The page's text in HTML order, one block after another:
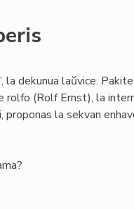
la dekunua laŭvice. Pakite
(Rolf Ernst), la
la sekvan